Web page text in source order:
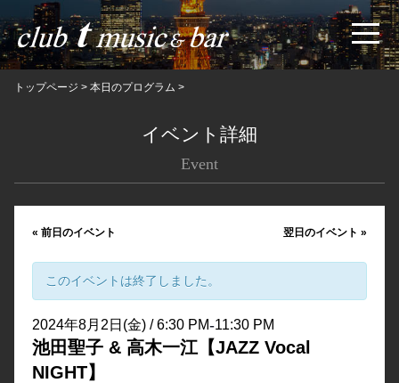
トップページ > 本日のプログラム >
イベント詳細
Event
« 前日のイベント 翌日のイベント»
このイベントは終了しました。
2024年8月2日(金) / 6:30 PM-11:30 PM
池田聖子 & 高木一江【JAZZ Vocal
NIGHT】